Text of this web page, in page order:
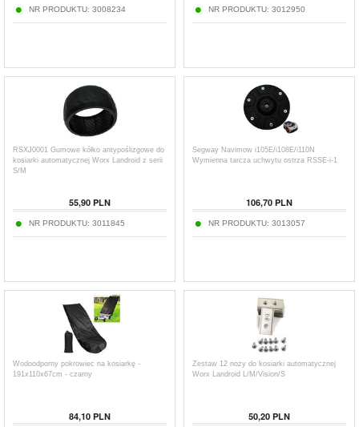
NR PRODUKTU: 3008234 NR PRODUKTU: 3012950
RSXJ0001 Gumowe kółko antypoślizgowe do
kosiarki automatycznej Worx Landroid z serii
S/M
55,90 PLN
NR PRODUKTU: 3011845
Segway Navimow i105E/i108E/i110N
Wymienna tarcza uchwytu ostrza RSSE-i-1
106,70 PLN
NR PRODUKTU: 3013057
Wodoodporny pokrowiec na kosiarkę -
191x110x67cm - czarny
84,10 PLN
Zestaw 12 noży do kosiarki automatycznej
Worx Landroid L/M/Vision/S
50,20 PLN